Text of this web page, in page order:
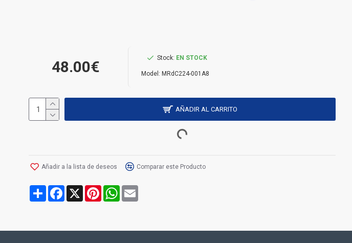
48.00€ Stock: EN STOCK
Model: MRdC224-001A8
AÑADIR AL CARRITO
Añadir a la lista de deseos Comparar este Producto
Share Facebook
X PinterestWhatsApp